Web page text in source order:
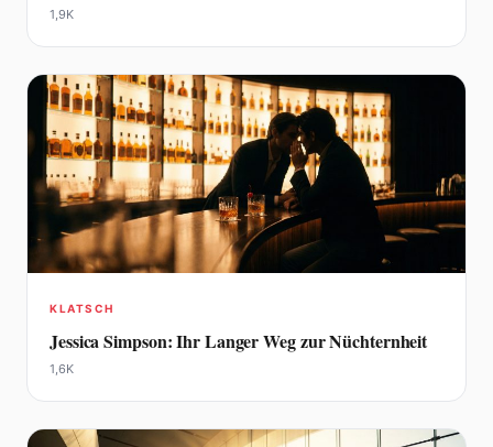
1,9K
KLATSCH
Jessica Simpson: Ihr Langer Weg zur Nüchternheit
1,6K